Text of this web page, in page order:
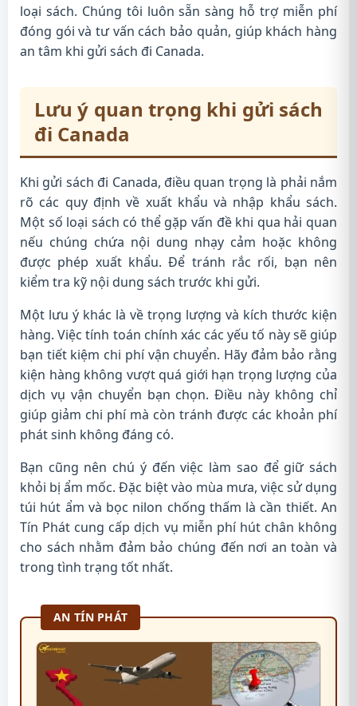
loại sách. Chúng tôi luôn sẵn sàng hỗ trợ miễn phí
đóng gói và tư vấn cách bảo quản, giúp khách hàng
an tâm khi gửi sách đi Canada.
Lưu ý quan trọng khi gửi sách
đi Canada
Khi gửi sách đi Canada, điều quan trọng là phải nắm
rõ các quy định về xuất khẩu và nhập khẩu sách.
Một số loại sách có thể gặp vấn đề khi qua hải quan
nếu chúng chứa nội dung nhạy cảm hoặc không
được phép xuất khẩu. Để tránh rắc rối, bạn nên
kiểm tra kỹ nội dung sách trước khi gửi.
Một lưu ý khác là về trọng lượng và kích thước kiện
hàng. Việc tính toán chính xác các yếu tố này sẽ giúp
bạn tiết kiệm chi phí vận chuyển. Hãy đảm bảo rằng
kiện hàng không vượt quá giới hạn trọng lượng của
dịch vụ vận chuyển bạn chọn. Điều này không chỉ
giúp giảm chi phí mà còn tránh được các khoản phí
phát sinh không đáng có.
Bạn cũng nên chú ý đến việc làm sao để giữ sách
khỏi bị ẩm mốc. Đặc biệt vào mùa mưa, việc sử dụng
túi hút ẩm và bọc nilon chống thấm là cần thiết. An
Tín Phát cung cấp dịch vụ miễn phí hút chân không
cho sách nhằm đảm bảo chúng đến nơi an toàn và
trong tình trạng tốt nhất.
AN TÍN PHÁT